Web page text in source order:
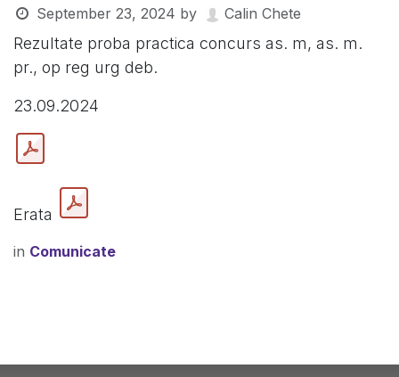
September 23, 2024 by Calin Chete
Rezultate proba practica concurs as. m, as. m.
pr., op reg urg deb.
23.09.2024
Erata
in Comunicate